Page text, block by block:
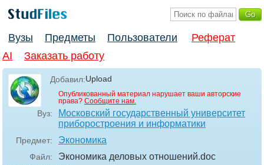
Вузы Предметы Пользователи
Реферат
AI
Заказать работу
Добавил:Upload
Опубликованный материал нарушает ваши авторские
права? Сообщите нам.
Вуз:
Московский государственный университет
приборостроения и информатики
Предмет: Экономика
Файл: Экономика деловых отношений.doc